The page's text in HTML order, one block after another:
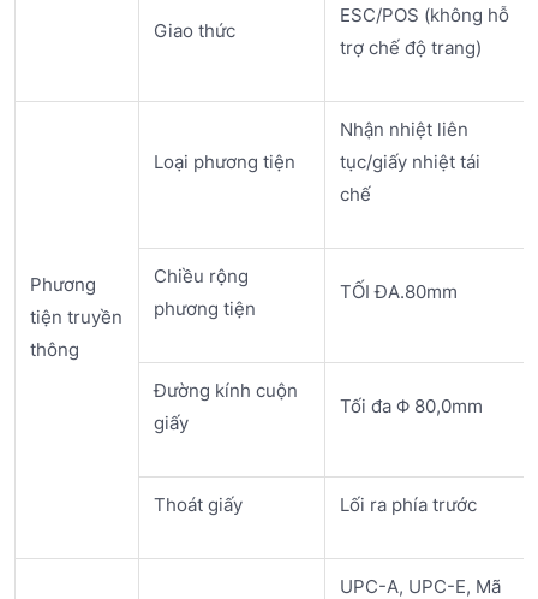
Giao thức
ESC/POS (không hỗ
trợ chế độ trang)
Phương
tiện truyền
thông
Loại phương tiện
Nhận nhiệt liên
tục/giấy nhiệt tái
chế
Chiều rộng
phương tiện
TỐI ĐA.80mm
Đường kính cuộn
giấy
Tối đa Φ 80,0mm
Thoát giấy Lối ra phía trước
UPC-A, UPC-E, Mã